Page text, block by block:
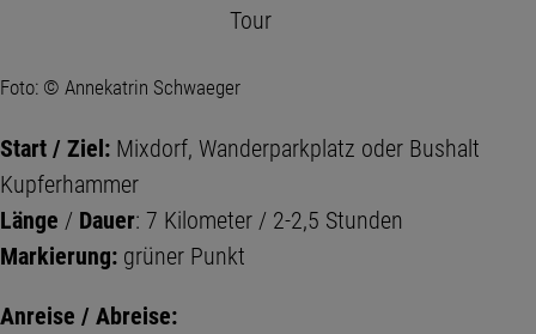
Tour
Foto: © Annekatrin Schwaeger
Start / Ziel: Mixdorf, Wanderparkplatz oder Bushalt
Kupferhammer
Länge / Dauer: 7 Kilometer / 2-2,5 Stunden
Markierung: grüner Punkt
Anreise / Abreise: